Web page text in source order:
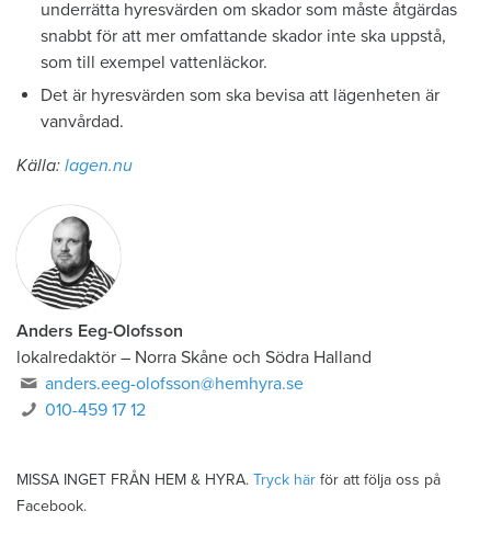
underrätta hyresvärden om skador som måste åtgärdas
snabbt för att mer omfattande skador inte ska uppstå,
som till exempel vattenläckor.
Det är hyresvärden som ska bevisa att lägenheten är
vanvårdad.
Källa: lagen.nu
Anders Eeg-Olofsson
lokalredaktör – Norra Skåne och Södra Halland
anders.eeg-olofsson@hemhyra.se
010-459 17 12
MISSA INGET FRÅN HEM & HYRA. Tryck här för att följa oss på
Facebook.